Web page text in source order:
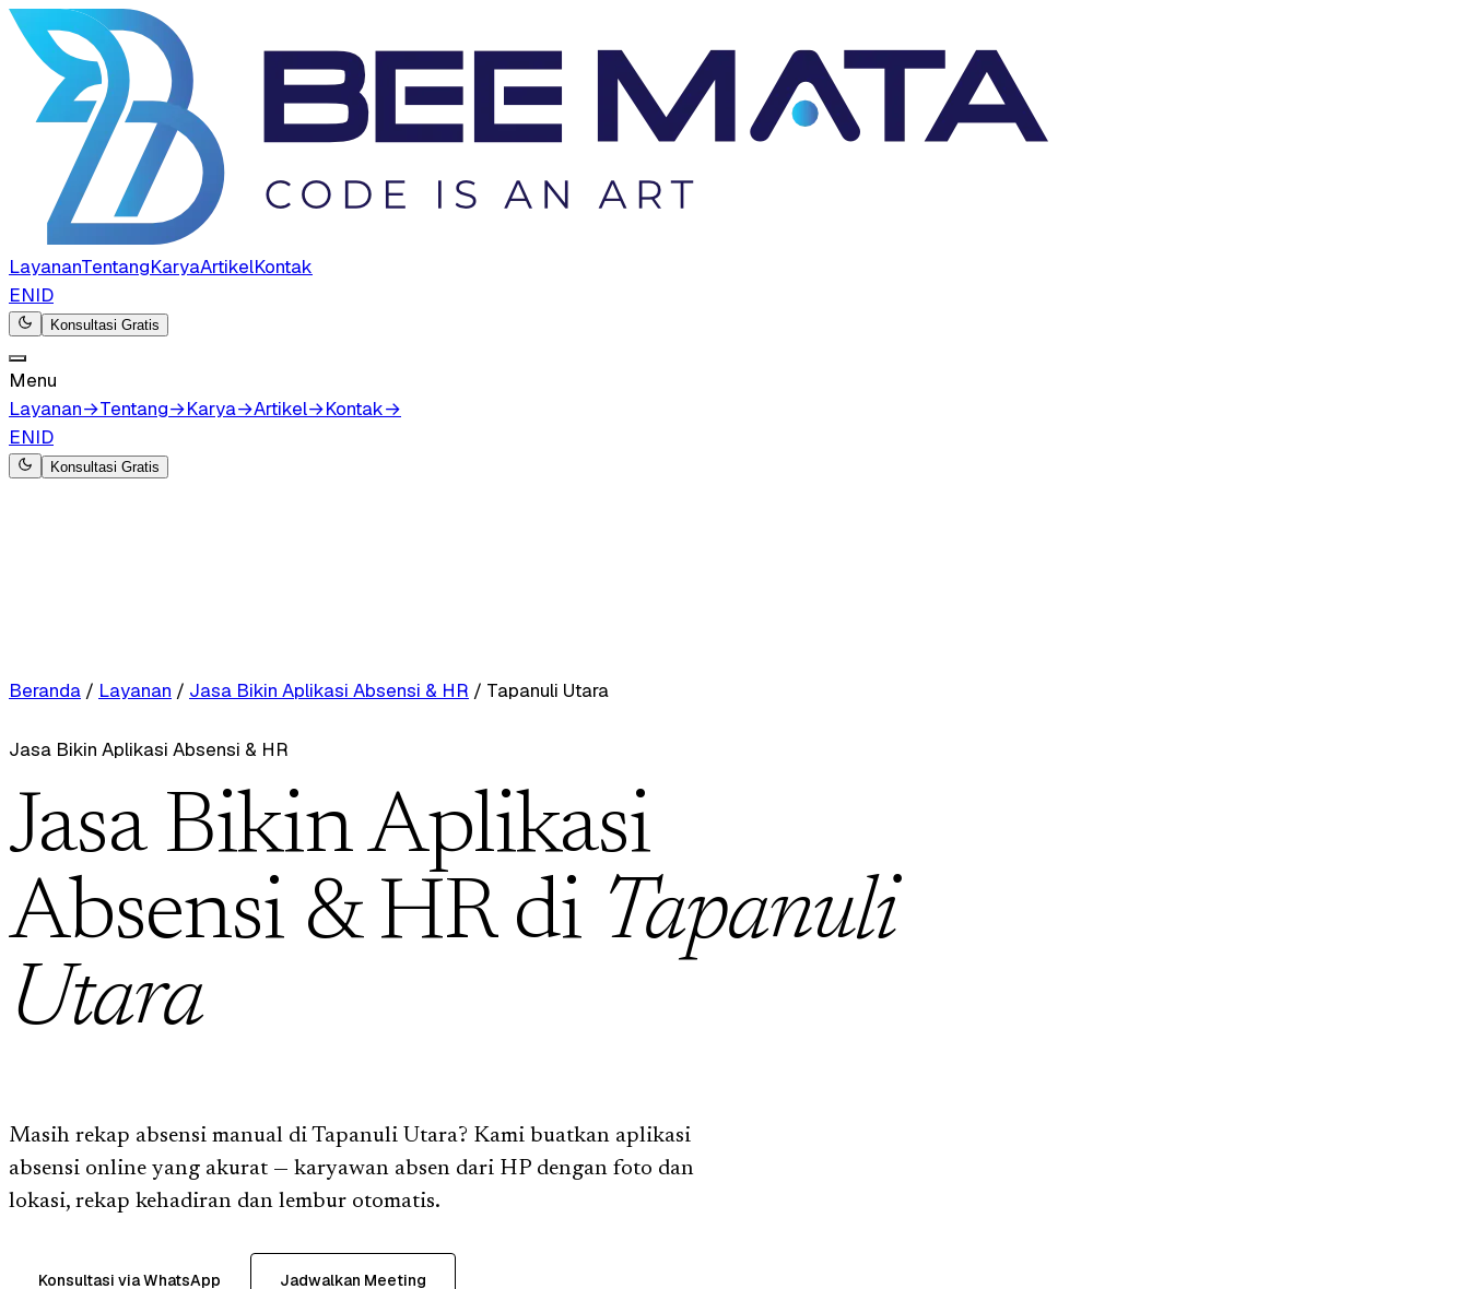
LayananTentangKaryaArtikelKontak
ENID
Konsultasi Gratis
Menu
Layanan→Tentang→Karya→Artikel→Kontak→
ENID
Konsultasi Gratis
Beranda / Layanan / Jasa Bikin Aplikasi Absensi & HR / Tapanuli Utara
Jasa Bikin Aplikasi Absensi & HR
Jasa Bikin Aplikasi
Absensi & HR di Tapanuli
Utara
Masih rekap absensi manual di Tapanuli Utara? Kami buatkan aplikasi
absensi online yang akurat — karyawan absen dari HP dengan foto dan
lokasi, rekap kehadiran dan lembur otomatis.
Konsultasi via WhatsApp Jadwalkan Meeting